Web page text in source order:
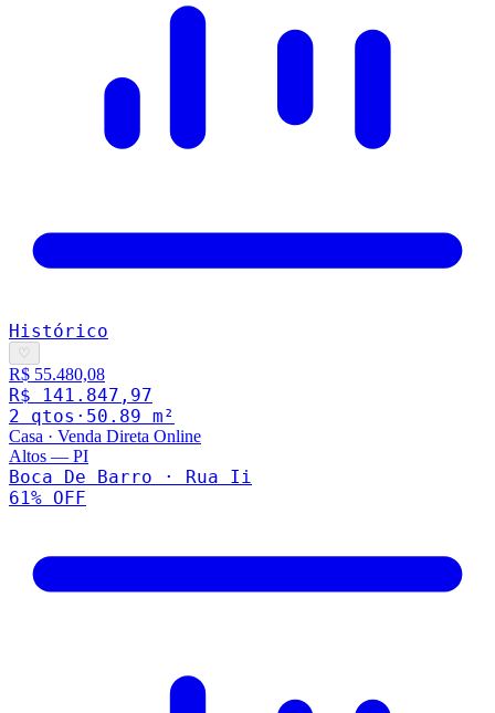
Histórico
♡
R$ 55.480,08
R$ 141.847,97
2 qtos · 50.89 m²
Casa · Venda Direta Online
Altos — PI
Boca De Barro · Rua Ii
61% OFF